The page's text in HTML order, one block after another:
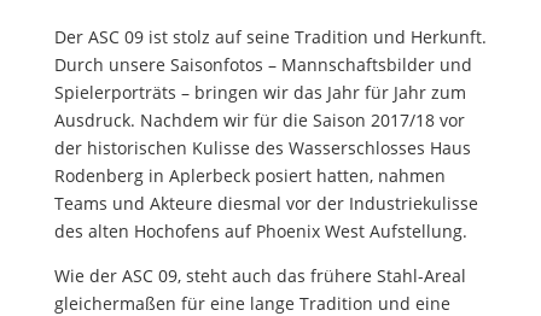
Der ASC 09 ist stolz auf seine Tradition und Herkunft.
Durch unsere Saisonfotos – Mannschaftsbilder und
Spielerporträts – bringen wir das Jahr für Jahr zum
Ausdruck. Nachdem wir für die Saison 2017/18 vor
der historischen Kulisse des Wasserschlosses Haus
Rodenberg in Aplerbeck posiert hatten, nahmen
Teams und Akteure diesmal vor der Industriekulisse
des alten Hochofens auf Phoenix West Aufstellung.
Wie der ASC 09, steht auch das frühere Stahl-Areal
gleichermaßen für eine lange Tradition und eine